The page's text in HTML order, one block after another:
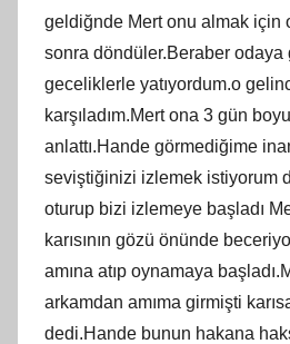
geldiğnde Mert onu almak için
sonra döndüler.Beraber odaya
geceliklerle yatıyordum.o
karşıladım.Mert ona 3 gün
anlattı.Hande görmediğime
seviştiğinizi izlemek istiyorum
oturup bizi izlemeye başladı
karısının gözü önünde
amına atıp oynamaya
arkamdan amıma girmişti
dedi.Hande bunun hakana